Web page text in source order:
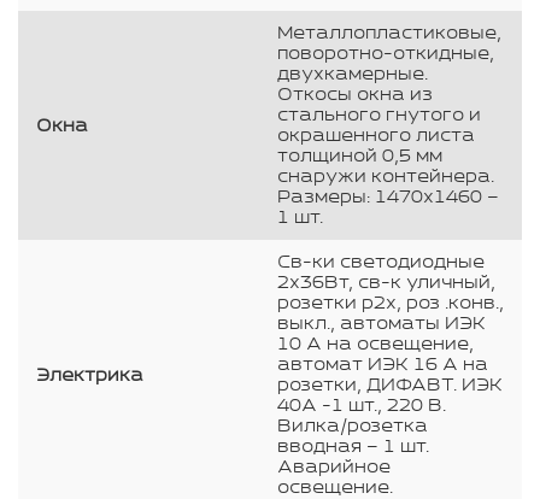
Окна
Металлопластиковые,
поворотно-откидные,
двухкамерные.
Откосы окна из
стального гнутого и
окрашенного листа
толщиной 0,5 мм
снаружи контейнера.
Размеры: 1470х1460 –
1 шт.
Электрика
Св-ки светодиодные
2х36Вт, св-к уличный,
розетки р2х, роз .конв.,
выкл., автоматы ИЭК
10 А на освещение,
автомат ИЭК 16 А на
розетки, ДИФАВТ. ИЭК
40А -1 шт., 220 В.
Вилка/розетка
вводная – 1 шт.
Аварийное
освещение.